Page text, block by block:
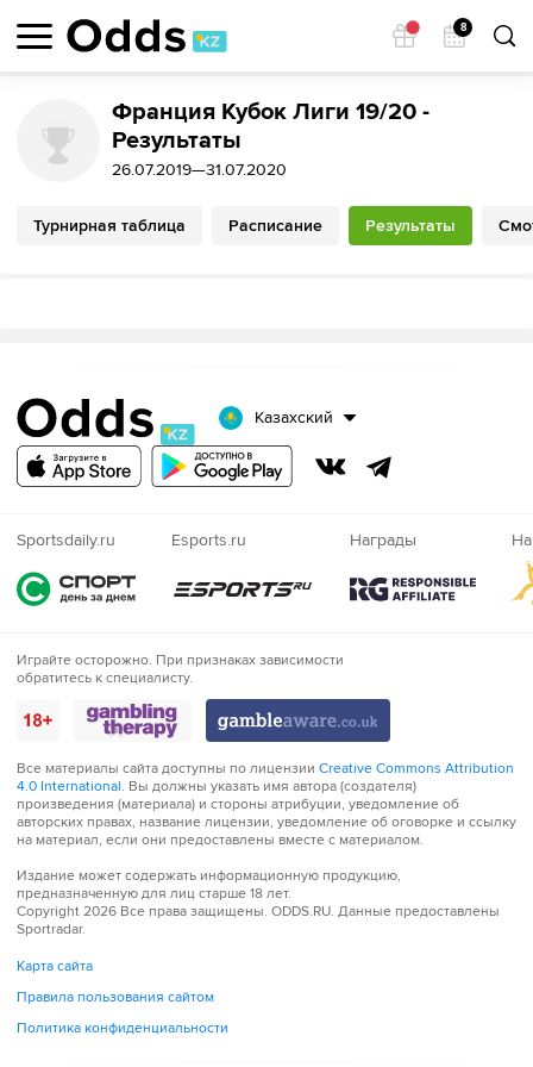
8
Франция Кубок Лиги 19/20 -
Результаты
26.07.2019—31.07.2020
Турнирная таблица Расписание Результаты
Казахский
Sportsdaily.ru Esports.ru Награды
Играйте
осторожно!
Играйте осторожно. При признаках зависимости
обратитесь к специалисту.
Все материалы сайта доступны по лицензии Creative Commons Attribution
4.0 International. Вы должны указать имя автора (создателя)
произведения (материала) и стороны атрибуции, уведомление об
авторских правах, название лицензии, уведомление об оговорке и ссылку
на материал, если они предоставлены вместе с материалом.
Издание может содержать информационную продукцию,
предназначенную для лиц старше 18 лет.
Copyright 2026 Все права защищены. ODDS.RU. Данные предоставлены
Sportradar.
Карта сайта
Правила пользования сайтом
Политика конфиденциальности